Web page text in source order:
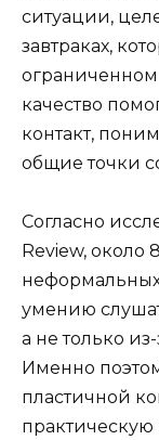
ситуации,
завтраках,
качество
контакт,
общие точки
Согласно
Review, около
неформальных
умению
а не только
Именно
пластичной
практическую